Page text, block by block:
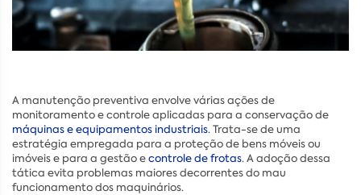
A manutenção preventiva envolve várias ações de
monitoramento e controle aplicadas para a conservação de
máquinas e equipamentos industriais. Trata-se de uma
estratégia empregada para a proteção de bens móveis ou
imóveis e para a gestão econtrole de frotas. A adoção dessa
tática evita problemas maiores decorrentes do mau
funcionamento dos maquinários.